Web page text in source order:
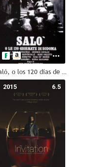
Saló, o los 120 días de Sodoma
6.5
2015